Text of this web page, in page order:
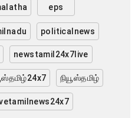
eps
politicalnews
newstamil24x7live
நியூஸ்தமிழ்